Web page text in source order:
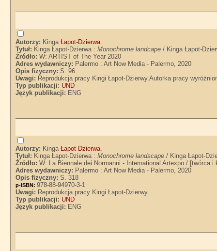
Autorzy: KingaŁapot-Dzierwa.
Tytuł: Kinga Łapot-Dzierwa :Monochrome landcape / Kinga Łapot-
Źródło:W: ARTIST of The Year 2020
Adres wydawniczy: Palermo : Art Now Media - Palermo, 2020
Opis fizyczny:S. 96
Uwagi: Reprodukcja pracy Kingi Łapot-Dzierwy.Autorka pracy
Typ publikacji: UND
Język publikacji: ENG
Autorzy: KingaŁapot-Dzierwa.
Tytuł: Kinga Łapot-Dzierwa :Monochrome landscape / Kinga Łapot-
Źródło:W: La Biennale dei Normanni - International Artexpo / [twórca i
Adres wydawniczy: Palermo : Art Now Media - Palermo, 2020
Opis fizyczny:S. 318
p-ISBN:978-88-94970-3-1
Uwagi: Reprodukcja pracy Kingi Łapot-Dzierwy.
Typ publikacji: UND
Język publikacji: ENG